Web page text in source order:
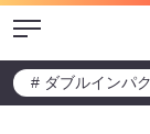
Menu
# ダブルインパ